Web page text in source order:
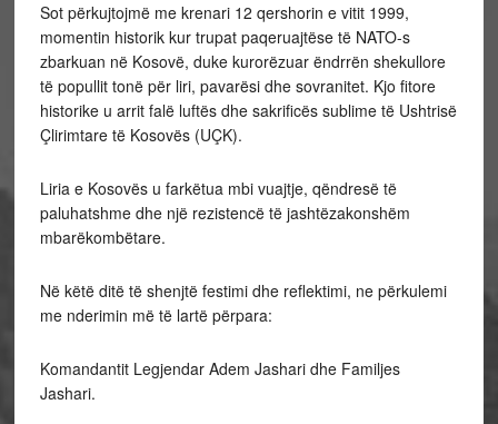
Sot përkujtojmë me krenari 12 qershorin e vitit 1999,
momentin historik kur trupat paqeruajtëse të NATO-s
zbarkuan në Kosovë, duke kurorëzuar ëndrrën shekullore
të popullit tonë për liri, pavarësi dhe sovranitet. Kjo fitore
historike u arrit falë luftës dhe sakrificës sublime të Ushtrisë
Çlirimtare të Kosovës (UÇK).
Liria e Kosovës u farkëtua mbi vuajtje, qëndresë të
paluhatshme dhe një rezistencë të jashtëzakonshëm
mbarëkombëtare.
Në këtë ditë të shenjtë festimi dhe reflektimi, ne përkulemi
me nderimin më të lartë përpara:
Komandantit Legjendar Adem Jashari dhe Familjes
Jashari.